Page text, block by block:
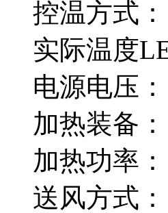
控温方式
实际温度
电源电压
加热装备
加热功率
送风方式